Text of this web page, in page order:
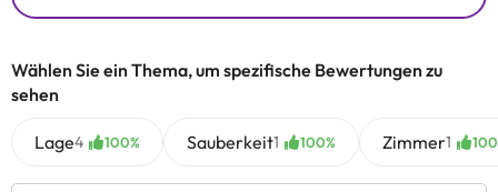
Wählen Sie ein Thema, um spezifische Bewertungen zu
sehen
Lage4 100% Sauberkeit1 100% Zimmer1